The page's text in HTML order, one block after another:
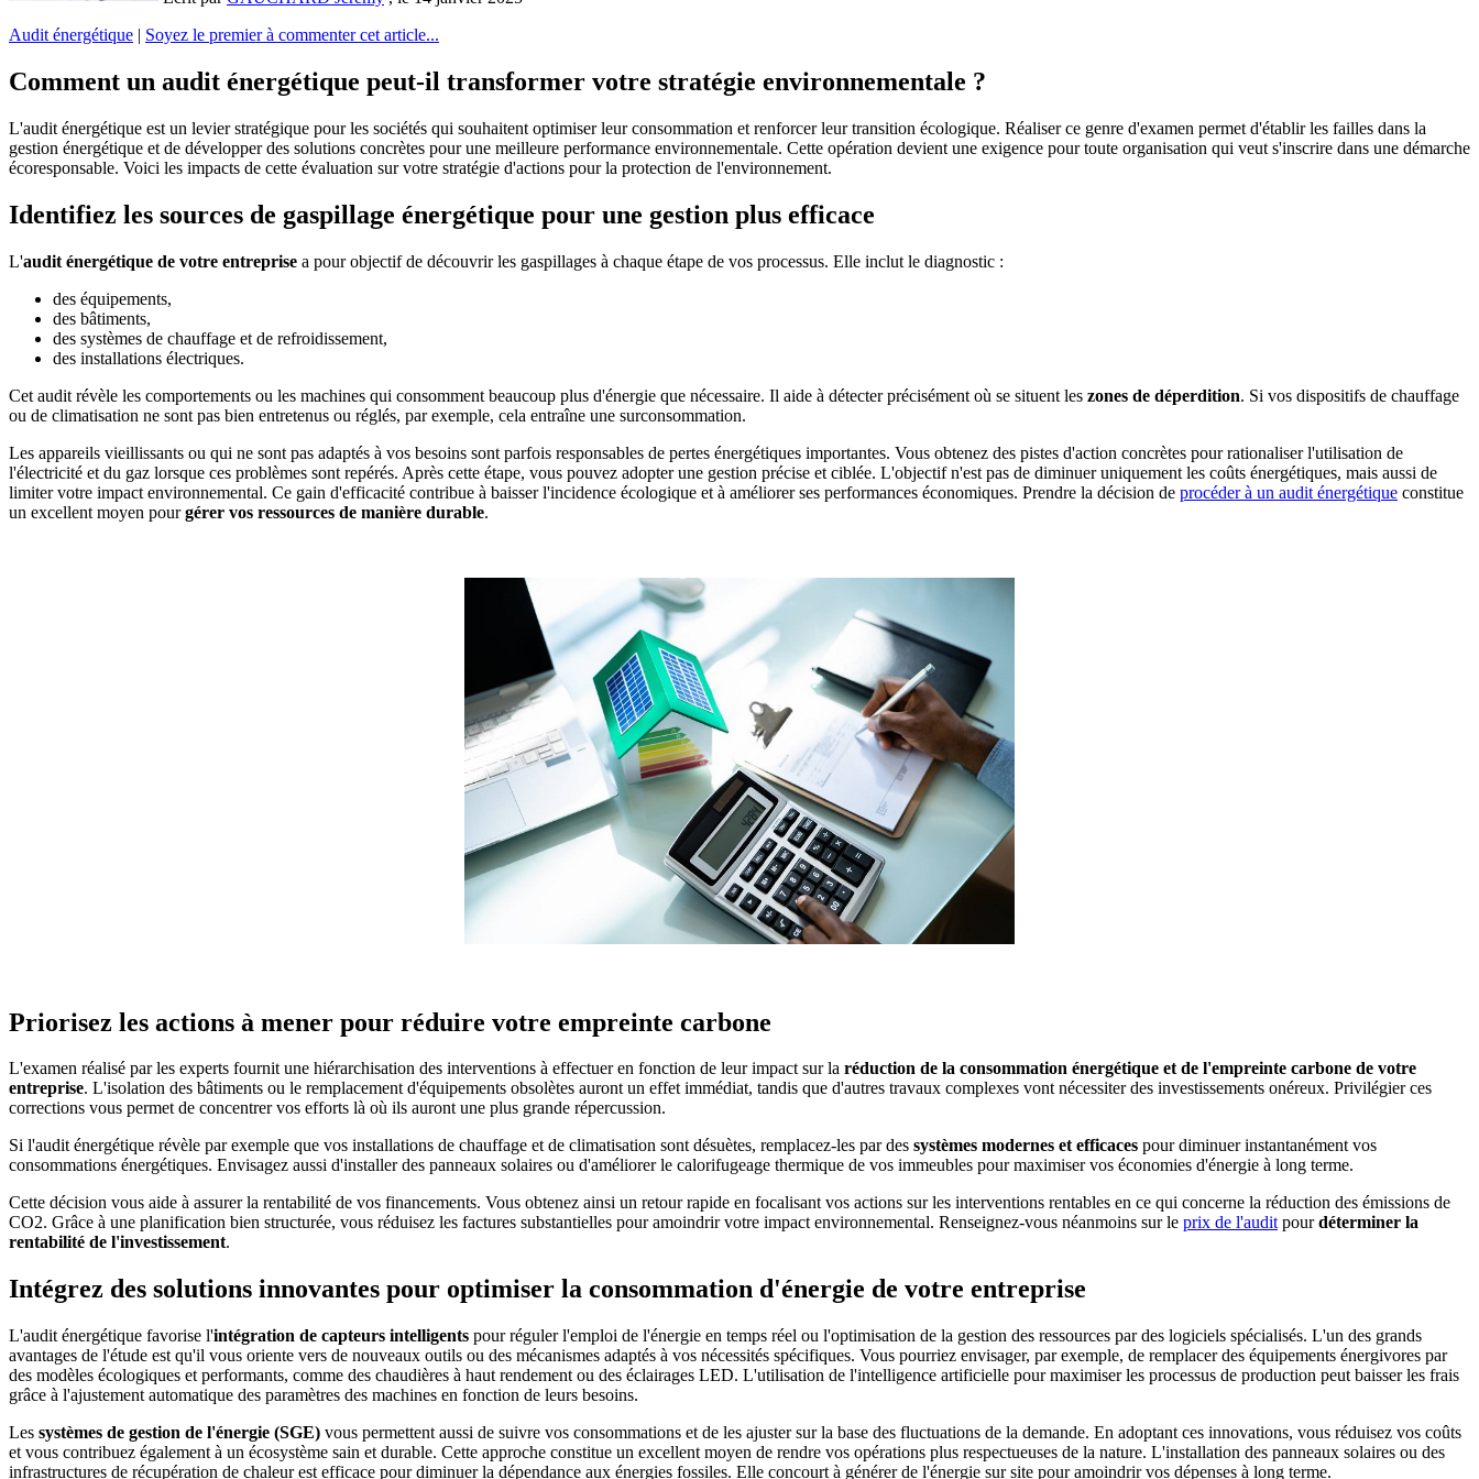
Audit énergétique | Soyez le premier à commenter cet article...
Comment un audit énergétique peut-il transformer votre stratégie environnementale ?
L'audit énergétique est un levier stratégique pour les sociétés qui souhaitent optimiser leur consommation et renforcer leur transition écologique. Réaliser ce genre d'examen permet d'établir les failles dans la
gestion énergétique et de développer des solutions concrètes pour une meilleure performance environnementale. Cette opération devient une exigence pour toute organisation qui veut s'inscrire dans une démarche
écoresponsable. Voici les impacts de cette évaluation sur votre stratégie d'actions pour la protection de l'environnement.
Identifiez les sources de gaspillage énergétique pour une gestion plus efficace
L'audit énergétique de votre entreprise a pour objectif de découvrir les gaspillages à chaque étape de vos processus. Elle inclut le diagnostic :
des équipements,
des bâtiments,
des systèmes de chauffage et de refroidissement,
des installations électriques.
Cet audit révèle les comportements ou les machines qui consomment beaucoup plus d'énergie que nécessaire. Il aide à détecter précisément où se situent les zones de déperdition. Si vos dispositifs de chauffage
ou de climatisation ne sont pas bien entretenus ou réglés, par exemple, cela entraîne une surconsommation.
Les appareils vieillissants ou qui ne sont pas adaptés à vos besoins sont parfois responsables de pertes énergétiques importantes. Vous obtenez des pistes d'action concrètes pour rationaliser l'utilisation de
l'électricité et du gaz lorsque ces problèmes sont repérés. Après cette étape, vous pouvez adopter une gestion précise et ciblée. L'objectif n'est pas de diminuer uniquement les coûts énergétiques, mais aussi de
limiter votre impact environnemental. Ce gain d'efficacité contribue à baisser l'incidence écologique et à améliorer ses performances économiques. Prendre la décision de procéder à un audit énergétique constitue
un excellent moyen pourgérer vos ressources de manière durable.
Priorisez les actions à mener pour réduire votre empreinte carbone
L'examen réalisé par les experts fournit une hiérarchisation des interventions à effectuer en fonction de leur impact sur la réduction de la consommation énergétique et de l'empreinte carbone de votre
entreprise. L'isolation des bâtiments ou le remplacement d'équipements obsolètes auront un effet immédiat, tandis que d'autres travaux complexes vont nécessiter des investissements onéreux. Privilégier ces
corrections vous permet de concentrer vos efforts là où ils auront une plus grande répercussion.
Si l'audit énergétique révèle par exemple que vos installations de chauffage et de climatisation sont désuètes, remplacez-les par des systèmes modernes et efficaces pour diminuer instantanément vos
consommations énergétiques. Envisagez aussi d'installer des panneaux solaires ou d'améliorer le calorifugeage thermique de vos immeubles pour maximiser vos économies d'énergie à long terme.
Cette décision vous aide à assurer la rentabilité de vos financements. Vous obtenez ainsi un retour rapide en focalisant vos actions sur les interventions rentables en ce qui concerne la réduction des émissions de
CO2. Grâce à une planification bien structurée, vous réduisez les factures substantielles pour amoindrir votre impact environnemental. Renseignez-vous néanmoins sur le prix de l'auditpourdéterminer la
rentabilité de l'investissement.
Intégrez des solutions innovantes pour optimiser la consommation d'énergie de votre entreprise
L'audit énergétique favorise l'intégration de capteurs intelligents pour réguler l'emploi de l'énergie en temps réel ou l'optimisation de la gestion des ressources par des logiciels spécialisés. L'un des grands
avantages de l'étude est qu'il vous oriente vers de nouveaux outils ou des mécanismes adaptés à vos nécessités spécifiques. Vous pourriez envisager, par exemple, de remplacer des équipements énergivores par
des modèles écologiques et performants, comme des chaudières à haut rendement ou des éclairages LED. L'utilisation de l'intelligence artificielle pour maximiser les processus de production peut baisser les frais
grâce à l'ajustement automatique des paramètres des machines en fonction de leurs besoins.
Les systèmes de gestion de l'énergie (SGE) vous permettent aussi de suivre vos consommations et de les ajuster sur la base des fluctuations de la demande. En adoptant ces innovations, vous réduisez vos coûts
et vous contribuez également à un écosystème sain et durable. Cette approche constitue un excellent moyen de rendre vos opérations plus respectueuses de la nature. L'installation des panneaux solaires ou des
infrastructures de récupération de chaleur est efficace pour diminuer la dépendance aux énergies fossiles. Elle concourt à générer de l'énergie sur site pour amoindrir vos dépenses à long terme.